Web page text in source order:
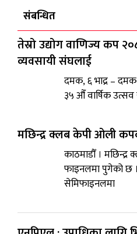
संबन्धित
तेस्रो उद्योग वाणिज्य कप
व्यवसायी संघलाई
दमक, ६ भाद्र –
३५ औँ वार्षिक उत्सव
मछिन्द्र क्लब केपी ओली
काठमाडौँ ।
फाइनलमा पुगेको छ ।
सेमिफाइनलमा